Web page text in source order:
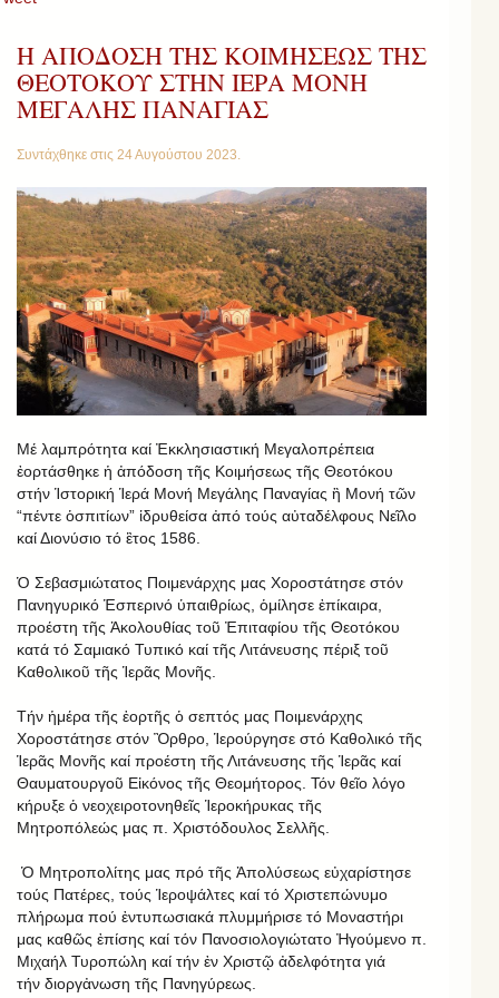
Η ΑΠΟΔΟΣΗ ΤΗΣ ΚΟΙΜΗΣΕΩΣ ΤΗΣ
ΘΕΟΤΟΚΟΥ ΣΤΗΝ ΙΕΡΑ ΜΟΝΗ
ΜΕΓΑΛΗΣ ΠΑΝΑΓΙΑΣ
Συντάχθηκε στις 24 Αυγούστου 2023.
Μέ λαμπρότητα καί Ἐκκλησιαστική Μεγαλοπρέπεια
ἐορτάσθηκε ἡ ἀπόδοση τῆς Κοιμήσεως τῆς Θεοτόκου
στήν Ἱστορική Ἱερά Μονή Μεγάλης Παναγίας ἣ Μονή τῶν
“πέντε ὁσπιτίων” ἱδρυθείσα ἀπό τούς αὐταδέλφους Νεῖλο
καί Διονύσιο τό ἒτος 1586.
Ὁ Σεβασμιώτατος Ποιμενάρχης μας Χοροστάτησε στόν
Πανηγυρικό Ἑσπερινό ὑπαιθρίως, ὁμίλησε ἐπίκαιρα,
προέστη τῆς Ἁκολουθίας τοῦ Ἐπιταφίου τῆς Θεοτόκου
κατά τό Σαμιακό Τυπικό καί τῆς Λιτάνευσης πέριξ τοῦ
Καθολικοῦ τῆς Ἱερᾶς Μονῆς.
Τήν ἡμέρα τῆς ἑορτῆς ὁ σεπτός μας Ποιμενάρχης
Χοροστάτησε στόν Ὂρθρο, Ἱερούργησε στό Καθολικό τῆς
Ἱερᾶς Μονῆς καί προέστη τῆς Λιτάνευσης τῆς Ἱερᾶς καί
Θαυματουργοῦ Εἰκόνος τῆς Θεομήτορος. Τόν θεῖο λόγο
κήρυξε ὁ νεοχειροτονηθεῖς Ἱεροκήρυκας τῆς
Μητροπόλεώς μας π. Χριστόδουλος Σελλῆς.
Ὁ Μητροπολίτης μας πρό τῆς Ἀπολύσεως εὐχαρίστησε
τούς Πατέρες, τούς Ἱεροψάλτες καί τό Χριστεπώνυμο
πλήρωμα πού ἐντυπωσιακά πλυμμήρισε τό Μοναστήρι
μας καθῶς ἐπίσης καί τόν Πανοσιολογιώτατο Ἠγούμενο π.
Μιχαήλ Τυροπώλη καί τήν ἐν Χριστῷ ἀδελφότητα γιά
τήν διοργἀνωση τῆς Πανηγύρεως.